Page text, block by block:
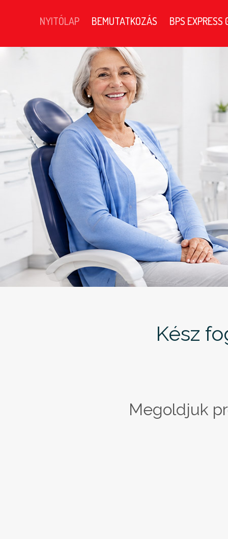
NYITÓLAP BEMUTATKOZÁS BPS EXPRESS
Kész
Megoldjuk